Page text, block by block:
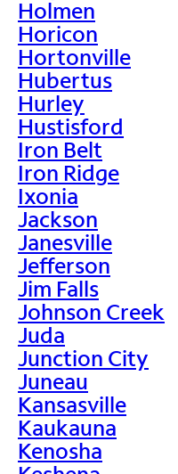
Holmen
Horicon
Hortonville
Hubertus
Hurley
Hustisford
Iron Belt
Iron Ridge
Ixonia
Jackson
Janesville
Jefferson
Jim Falls
Johnson Creek
Juda
Junction City
Juneau
Kansasville
Kaukauna
Kenosha